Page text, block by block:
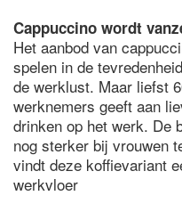
Cappuccino wordt
Het aanbod van
spelen in de
de werklust. Maar liefst
werknemers geeft aan
drinken op het werk. De
nog sterker bij vrouwen
vindt deze koffievariant
werkvloer